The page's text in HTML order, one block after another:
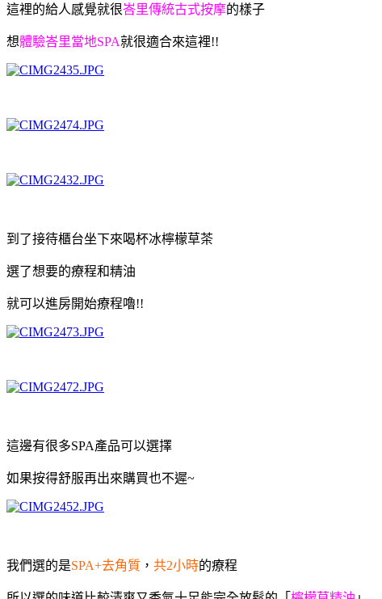
這裡的給人感覺就很峇里傳統古式按摩的樣子
想體驗峇里當地SPA就很適合來這裡!!
到了接待櫃台坐下來喝杯冰檸檬草茶
選了想要的療程和精油
就可以進房開始療程嚕!!
這邊有很多SPA產品可以選擇
如果按得舒服再出來購買也不遲~
我們選的是SPA+去角質 ， 共2小時的療程